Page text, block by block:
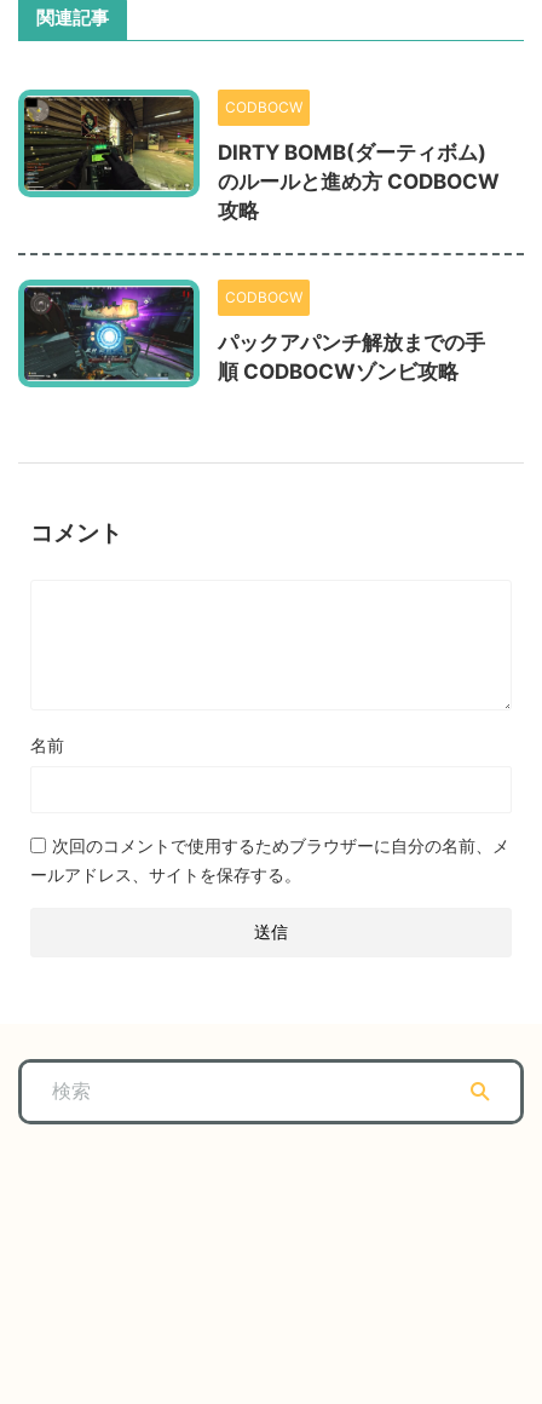
関連記事
CODBOCW
DIRTY BOMB(ダーティボム)
のルールと進め方 CODBOCW
攻略
CODBOCW
パックアパンチ解放までの手
順 CODBOCWゾンビ攻略
コメント
名前
次回のコメントで使用するためブラウザーに自分の名前、メ
ールアドレス、サイトを保存する。